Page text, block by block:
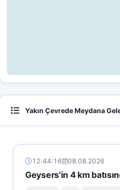
Yakın Çevrede Meydana
12:44:16 08.08.2026
Geysers'in 4 km